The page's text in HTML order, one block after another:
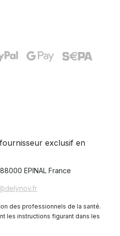
exclusif en
88000 EPINAL France
des professionnels de la santé.
les instructions figurant dans les